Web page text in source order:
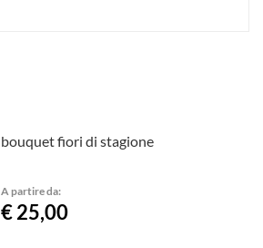
bouquet fiori di stagione
A partire da:
€ 25,00